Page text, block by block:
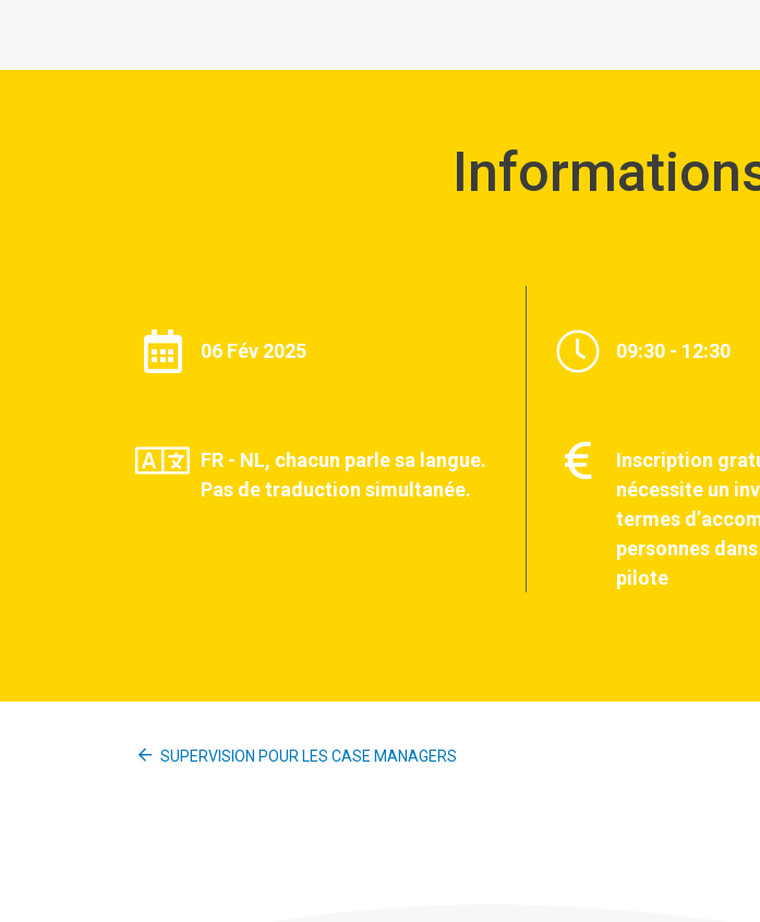
06 Fév 2025 09:30 - 12:30
FR - NL, chacun parle sa langue.
Pas de traduction simultanée.
Inscription
nécessite un
termes
personnes
pilote
SUPERVISION POUR LES CASE MANAGERS